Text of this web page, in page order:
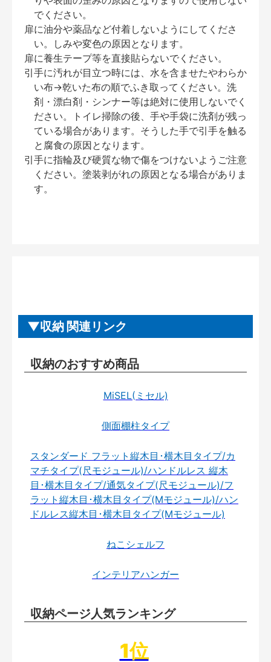
でください。
扉に油分や薬品など付着しないようにしてくださ
い。しみや変色の原因となります。
扉に養生テープ等を直接貼らないでください。
引手に汚れが目立つ時には、水を含ませたやわらか
い布→乾いた布の順でふき取ってください。洗
剤・漂白剤・シンナー等は絶対に使用しないでく
ださい。トイレ掃除の後、手や手袋に洗剤が残っ
ている場合があります。そうした手で引手を触る
と腐食の原因となります。
引手に指輪及び硬質な物で傷をつけないようご注意
ください。塗装剥がれの原因となる場合がありま
す。
収納 関連リンク
収納のおすすめ商品
MiSEL(ミセル)
側面棚柱タイプ
スタンダード フラット縦木目･横木目タイプ/カ
マチタイプ(尺モジュール)/ハンドルレス 縦木
目･横木目タイプ/通気タイプ(尺モジュール)/フ
ラット縦木目･横木目タイプ(Mモジュール)/ハン
ドルレス縦木目･横木目タイプ(Mモジュール)
ねこシェルフ
インテリアハンガー
収納ページ人気ランキング